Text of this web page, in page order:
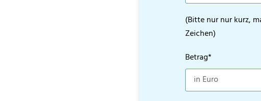
(Bitte nur nur kurz,
Zeichen)
Betrag*